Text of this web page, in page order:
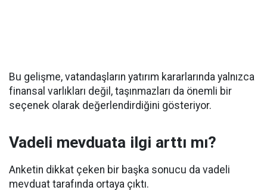
Bu gelişme, vatandaşların yatırım kararlarında yalnızca
finansal varlıkları değil, taşınmazları da önemli bir
seçenek olarak değerlendirdiğini gösteriyor.
Vadeli mevduata ilgi arttı mı?
Anketin dikkat çeken bir başka sonucu da vadeli
mevduat tarafında ortaya çıktı.